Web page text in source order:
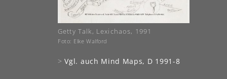
Getty Talk, Lexichaos, 1991
Foto: Elke Walford
>Vgl. auch Mind Maps, D 1991-8